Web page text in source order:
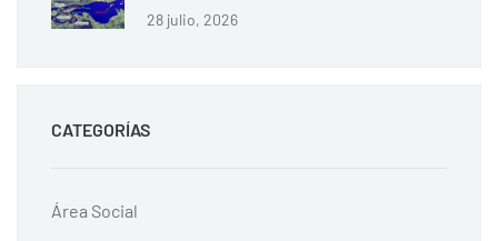
28 julio, 2026
CATEGORÍAS
Área Social